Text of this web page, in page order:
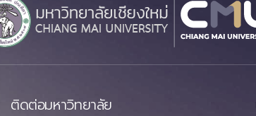
ติดต่อมหาวิทยาลัย